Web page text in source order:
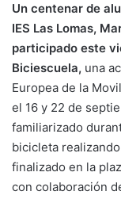
p
y
Li
n
k
ai
l
c
e
b
o
o
k
Un centenar de
IES Las Lomas,
participado este
Biciescuela, una
Europea de la
el 16 y 22 de
familiarizado
bicicleta
finalizado en la
con colaboración